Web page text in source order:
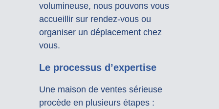
volumineuse, nous pouvons vous
accueillir sur rendez-vous ou
organiser un déplacement chez
vous.
Le processus d’expertise
Une maison de ventes sérieuse
procède en plusieurs étapes :